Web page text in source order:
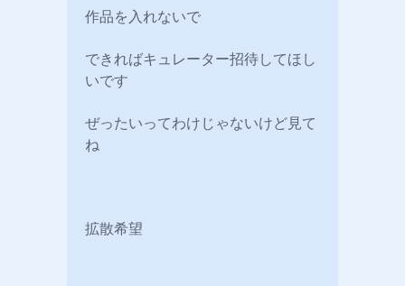
作品を入れないで
できればキュレーター招待してほし
いです
ぜったいってわけじゃないけど見て
ね
拡散希望